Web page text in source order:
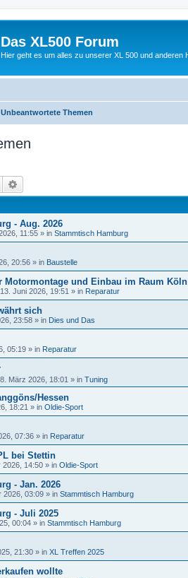
Das XL500 Forum
Hier geht es um alles zu unserer XL 500 und anderen
Unbeantwortete Themen
Suche
- Aug. 2026
11:55 » in Stammtisch Hamburg
20:56 » in Baustelle
Motormontage und Einbau im Raum Köln
13. Juni 2026, 19:51 » in Reparatur
sich
23:58 » in Dies und Das
05:19 » in Reparatur
März 2026, 18:01 » in Tuning
Hessen
18:21 » in Oldie-Sport
07:36 » in Reparatur
bei Stettin
2026, 14:50 » in Oldie-Sport
- Jan. 2026
2026, 03:09 » in Stammtisch Hamburg
- Juli 2025
00:04 » in Stammtisch Hamburg
21:30 » in XL Treffen 2025
wollte